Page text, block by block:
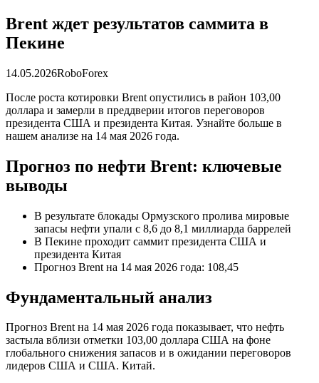
Brent ждет результатов саммита в
Пекине
14.05.2026RoboForex
После роста котировки Brent опустились в район 103,00
доллара и замерли в преддверии итогов переговоров
президента США и президента Китая. Узнайте больше в
нашем анализе на 14 мая 2026 года.
Прогноз по нефти Brent: ключевые
выводы
В результате блокады Ормузского пролива мировые
запасы нефти упали с 8,6 до 8,1 миллиарда баррелей
В Пекине проходит саммит президента США и
президента Китая
Прогноз Brent на 14 мая 2026 года: 108,45
Фундаментальный анализ
Прогноз Brent на 14 мая 2026 года показывает, что нефть
застыла вблизи отметки 103,00 доллара США на фоне
глобального снижения запасов и в ожидании переговоров
лидеров США и США. Китай.